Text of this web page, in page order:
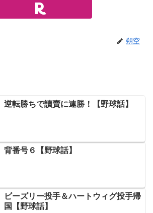
朔空
逆転勝ちで讀賣に連勝！【野球話】
背番号６【野球話】
ビーズリー投手＆ハートウィグ投手帰
国【野球話】